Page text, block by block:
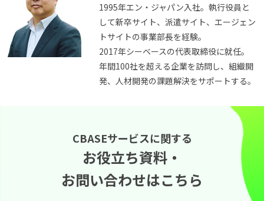
1995年エン・ジャパン入社。執行役員と
して新卒サイト、派遣サイト、エージェン
トサイトの事業部長を経験。
2017年シーベースの代表取締役に就任。
年間100社を超える企業を訪問し、組織開
発、人材開発の課題解決をサポートする。
CBASEサービスに関する
お役立ち資料・
お問い合わせはこちら